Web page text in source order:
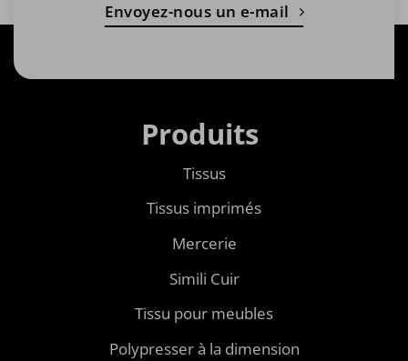
Envoyez-nous un e-mail
Produits
Tissus
Tissus imprimés
Mercerie
Simili Cuir
Tissu pour meubles
Polypresser à la dimension